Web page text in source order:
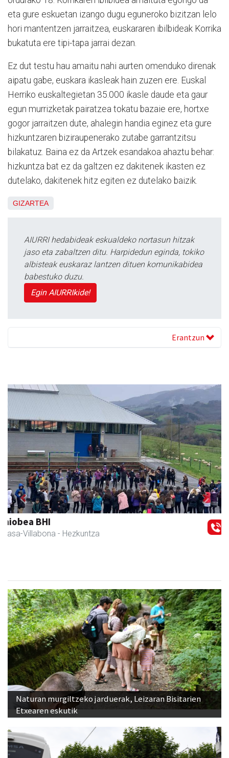
eta gure eskuetan izango dugu eguneroko bizitzan lelo
hori mantentzen jarraitzea, euskararen ibilbideak Korrika
bukatuta ere tipi-tapa jarrai dezan.
Ez dut testu hau amaitu nahi aurten omenduko direnak
aipatu gabe, euskara ikasleak hain zuzen ere. Euskal
Herriko euskaltegietan 35.000 ikasle daude eta gaur
egun murrizketak pairatzea tokatu bazaie ere, hortxe
gogor jarraitzen dute, ahalegin handia eginez eta gure
hizkuntzaren biziraupenerako zutabe garrantzitsu
bilakatuz. Baina ez da Artzek esandakoa ahaztu behar:
hizkuntza bat ez da galtzen ez dakitenek ikasten ez
dutelako, dakitenek hitz egiten ez dutelako baizik.
GIZARTEA
AIURRI hedabideak eskualdeko nortasun hitzak
jaso eta zabaltzen ditu. Harpidedun eginda, tokiko
albisteak euskaraz lantzen dituen komunikabidea
babestuko duzu.
Egin AIURRIkide!
Erantzun
Amasa-Villabonako Udala
Amasa-Villabona - Udaletxeak
Previous Next
Naturan murgiltzeko jarduerak, Leizaran Bisitarien
Etxearen eskutik